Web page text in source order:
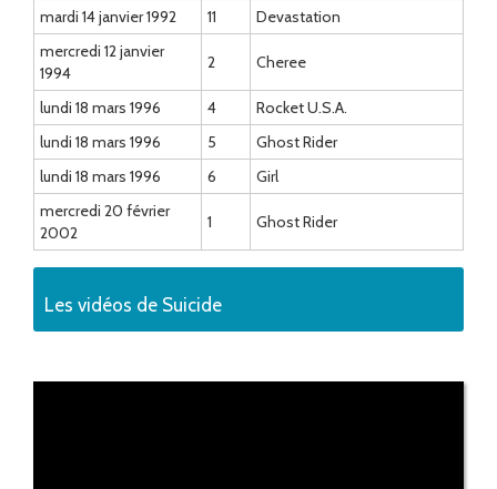
mardi 14 janvier 1992
11
Devastation
mercredi 12 janvier
1994
2 Cheree
lundi 18 mars 1996 4
Rocket U.S.A.
lundi 18 mars 1996
5
Ghost Rider
lundi 18 mars 1996
6
Girl
mercredi 20 février
2002
1 Ghost Rider
Les vidéos de Suicide